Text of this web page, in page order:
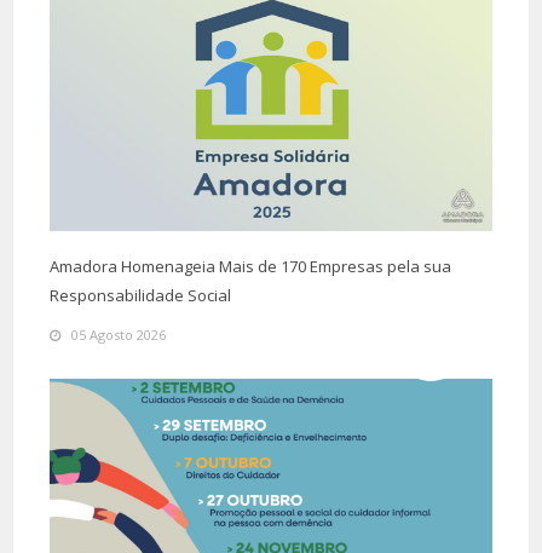
Amadora Homenageia Mais de 170 Empresas pela sua
Responsabilidade Social
05 Agosto 2026